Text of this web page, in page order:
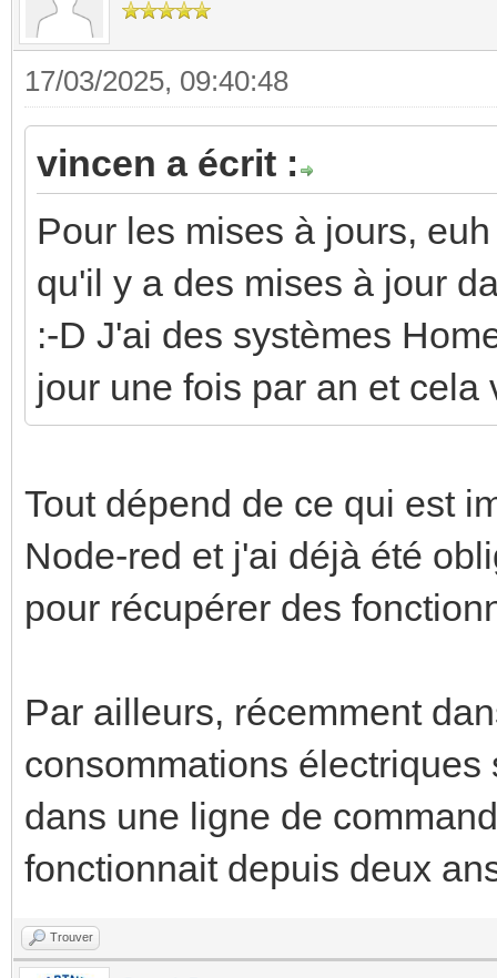
17/03/2025, 09:40:48
vincen a écrit :
Pour les mises à jours,
qu'il y a des mises à jour
:-D J'ai des systèmes
jour une fois par an et
Tout dépend de ce qui est
Node-red et j'ai déjà été
pour récupérer des
Par ailleurs, récemment
consommations
dans une ligne de
fonctionnait depuis deux
Trouver